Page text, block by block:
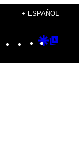
+ ESPAÑOL
Instagram
TikTok
YouTube
Google